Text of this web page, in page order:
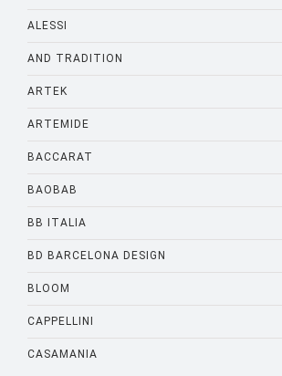
ALESSI
AND TRADITION
ARTEK
ARTEMIDE
BACCARAT
BAOBAB
BB ITALIA
BD BARCELONA DESIGN
BLOOM
CAPPELLINI
CASAMANIA